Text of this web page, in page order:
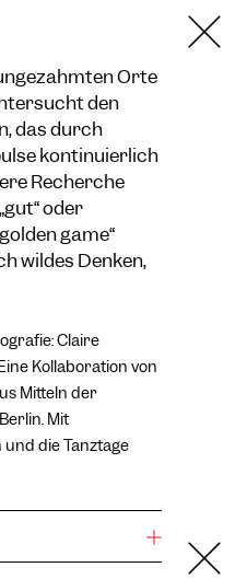
Orte
den
das durch
kontinuierlich
Recherche
oder
game“
wildes Denken,
Claire
Kollaboration von
Mitteln der
Mit
die Tanztage